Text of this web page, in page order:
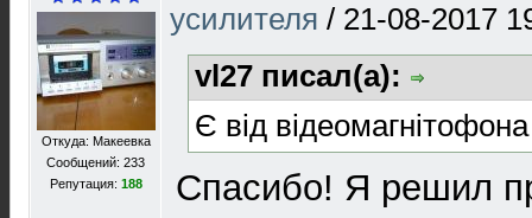
Откуда: Макеевка
Сообщений: 233
Репутация: 188
усилителя / 21-08-2017
vl27 писал(а):
Є від відеомагнітофона
Спасибо! Я решил